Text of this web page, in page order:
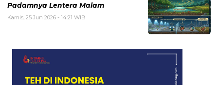
Padamnya Lentera Malam
Kamis, 25 Jun 2026 - 14:21 WIB